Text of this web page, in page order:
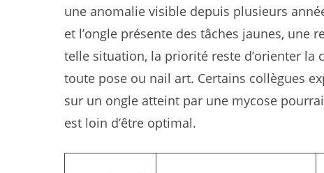
une anomalie visible depuis plusieurs
et l’ongle présente des tâches jaunes,
telle situation, la priorité reste d’orienter la
toute pose ou nail art. Certains collègues
sur un ongle atteint par une mycose
est loin d’être optimal.